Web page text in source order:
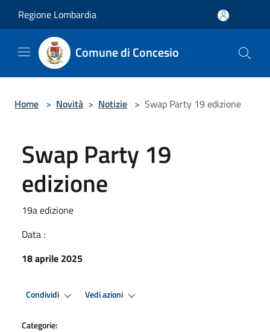
Regione Lombardia
Comune di Concesio
Home > Novità > Notizie > Swap Party 19 edizione
Swap Party 19
edizione
19a edizione
Data :
18 aprile 2025
Condividi Vedi azioni
Categorie: